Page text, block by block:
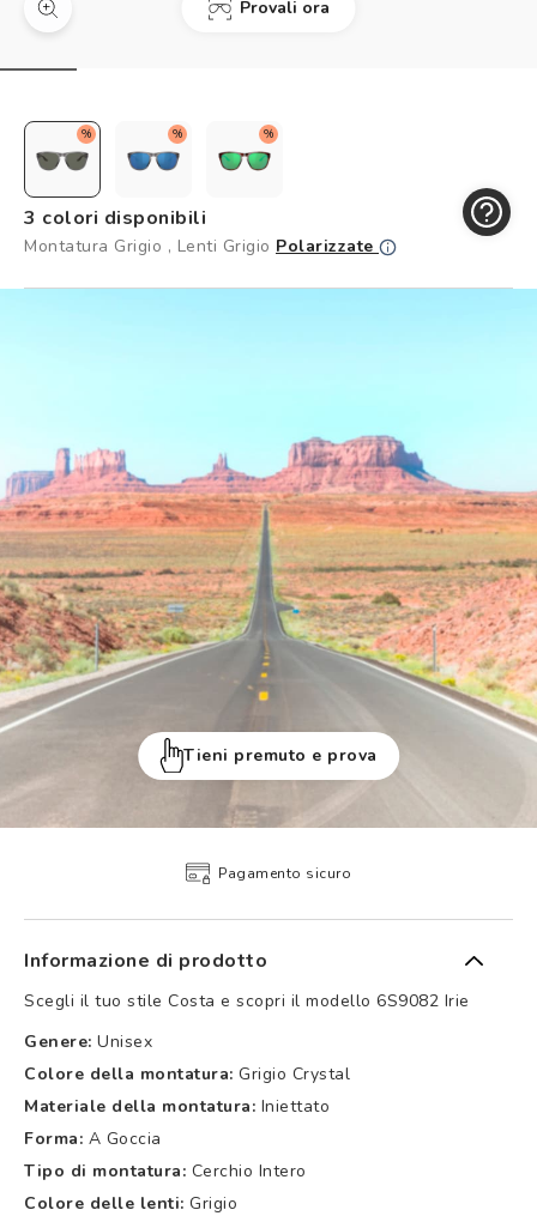
Prenota un test della vista gratuito
Controllo visivo
Carta fedeltà
Logout
Provali ora
% % %
3 colori disponibili
Montatura Grigio , Lenti Grigio Polarizzate
Tieni premuto e prova
Pagamento sicuro
Informazione di prodotto
Scegli il tuo stile Costa e scopri il modello 6S9082 Irie
Genere: Unisex
Colore della montatura: Grigio Crystal
Materiale della montatura: Iniettato
Forma: A Goccia
Tipo di montatura: Cerchio Intero
Colore delle lenti: Grigio